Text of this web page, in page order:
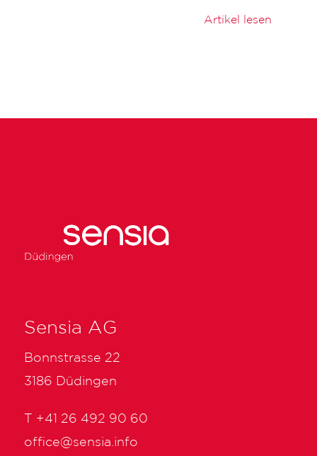
Artikel lesen
Sensia AG
Bonnstrasse 22
3186 Düdingen
T +41 26 492 90 60
office@sensia.info